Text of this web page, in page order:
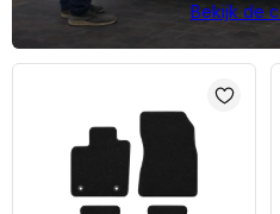
Bekijk de